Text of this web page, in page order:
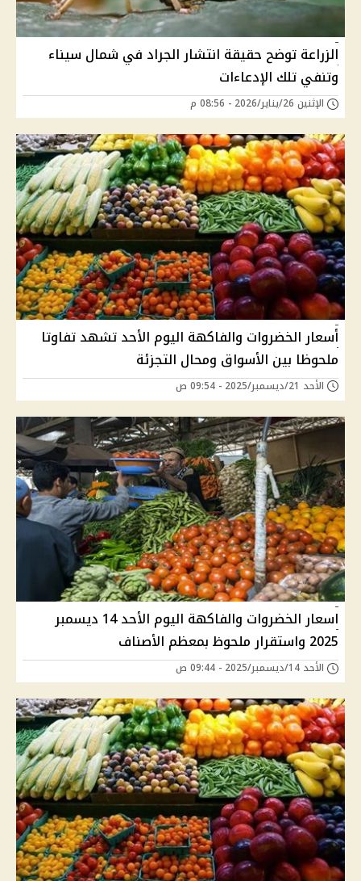
الزراعة توضح حقيقة انتشار الجراد في شمال سيناء
وتنفي تلك الإدعاءات
الإثنين 26/يناير/2026 - 08:56 م
أسعار الخضروات والفاكهة اليوم الأحد تشهد تفاوتا
ملحوظا بين الأسواق ومحال التجزئة
الأحد 21/ديسمبر/2025 - 09:54 ص
اسعار الخضروات والفاكهة اليوم الأحد 14 ديسمبر
2025 واستقرار ملحوظ بمعظم الأصناف
الأحد 14/ديسمبر/2025 - 09:44 ص